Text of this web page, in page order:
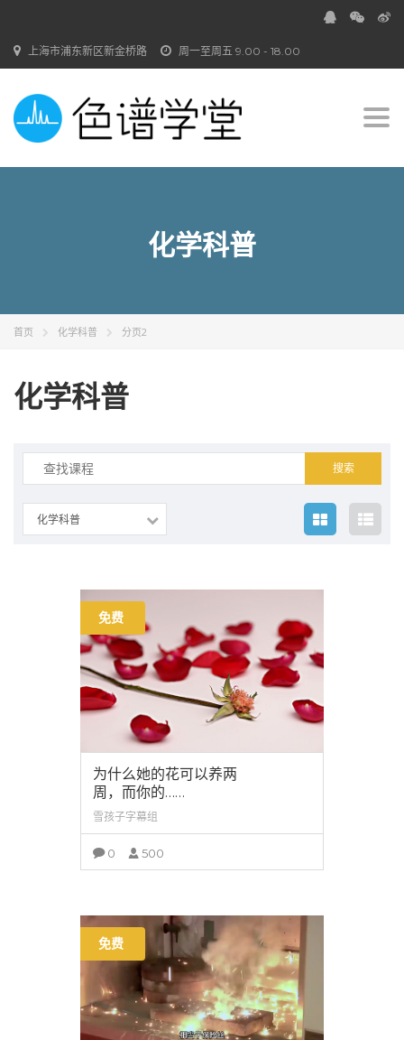
周一至周五 9.00 - 18.00
上海市浦东新区新金桥路
化学科普
首页 化学科普 分页2
化学科普
索：
化学科普
免费
为什么她的花可以养两
周，而你的……
雪孩子字幕组
0 500
免费